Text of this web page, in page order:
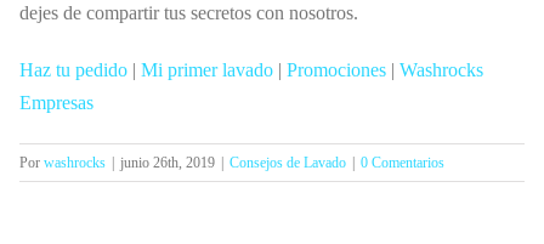
dejes de compartir tus secretos con nosotros.
Haz tu pedido | Mi primer lavado | Promociones | Washrocks
Empresas
Por washrocks | junio 26th, 2019 | Consejos de Lavado | 0 Comentarios